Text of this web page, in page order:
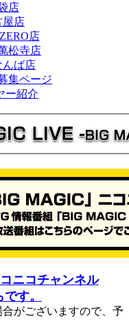
店
屋店
店
松寺店
んば店
集ページ
ー紹介
ニコチャンネル
す。
がございますので、予